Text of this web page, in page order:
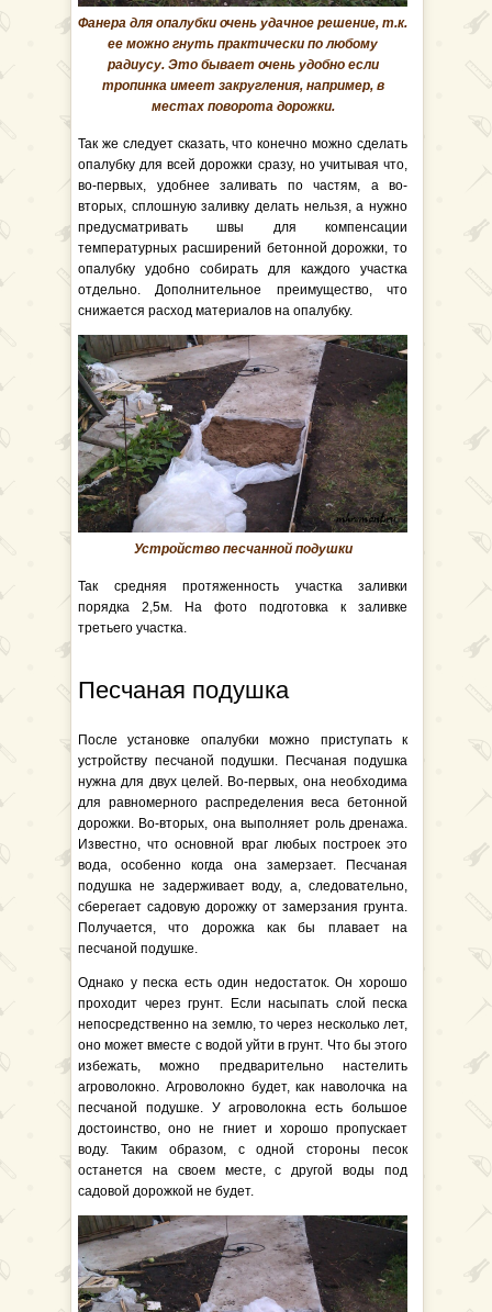
Фанера для опалубки очень удачное решение, т.к.
ее можно гнуть практически по любому
радиусу. Это бывает очень удобно если
тропинка имеет закругления, например, в
местах поворота дорожки.
Так же следует сказать, что конечно можно сделать
опалубку для всей дорожки сразу, но учитывая что,
во-первых, удобнее заливать по частям, а во-
вторых, сплошную заливку делать нельзя, а нужно
предусматривать швы для компенсации
температурных расширений бетонной дорожки, то
опалубку удобно собирать для каждого участка
отдельно. Дополнительное преимущество, что
снижается расход материалов на опалубку.
Устройство песчанной подушки
Так средняя протяженность участка заливки
порядка 2,5м. На фото подготовка к заливке
третьего участка.
Песчаная подушка
После установке опалубки можно приступать к
устройству песчаной подушки. Песчаная подушка
нужна для двух целей. Во-первых, она необходима
для равномерного распределения веса бетонной
дорожки. Во-вторых, она выполняет роль дренажа.
Известно, что основной враг любых построек это
вода, особенно когда она замерзает. Песчаная
подушка не задерживает воду, а, следовательно,
сберегает садовую дорожку от замерзания грунта.
Получается, что дорожка как бы плавает на
песчаной подушке.
Однако у песка есть один недостаток. Он хорошо
проходит через грунт. Если насыпать слой песка
непосредственно на землю, то через несколько лет,
оно может вместе с водой уйти в грунт. Что бы этого
избежать, можно предварительно настелить
агроволокно. Агроволокно будет, как наволочка на
песчаной подушке. У агроволокна есть большое
достоинство, оно не гниет и хорошо пропускает
воду. Таким образом, с одной стороны песок
останется на своем месте, с другой воды под
садовой дорожкой не будет.